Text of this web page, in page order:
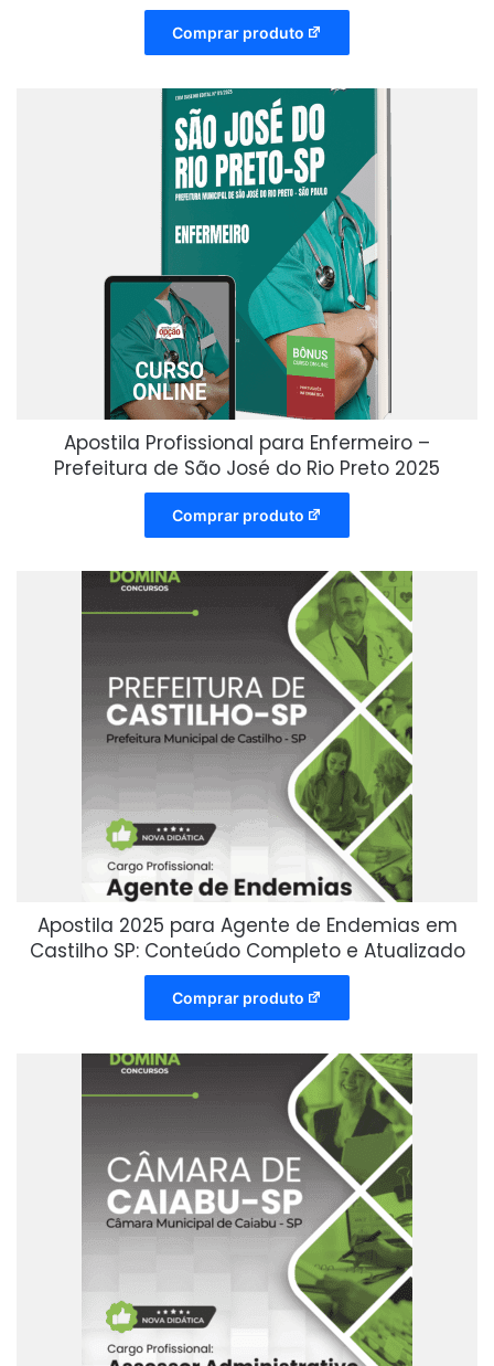
Comprar produto
Apostila Profissional para Enfermeiro –
Prefeitura de São José do Rio Preto 2025
Comprar produto
Apostila 2025 para Agente de Endemias em
Castilho SP: Conteúdo Completo e Atualizado
Comprar produto